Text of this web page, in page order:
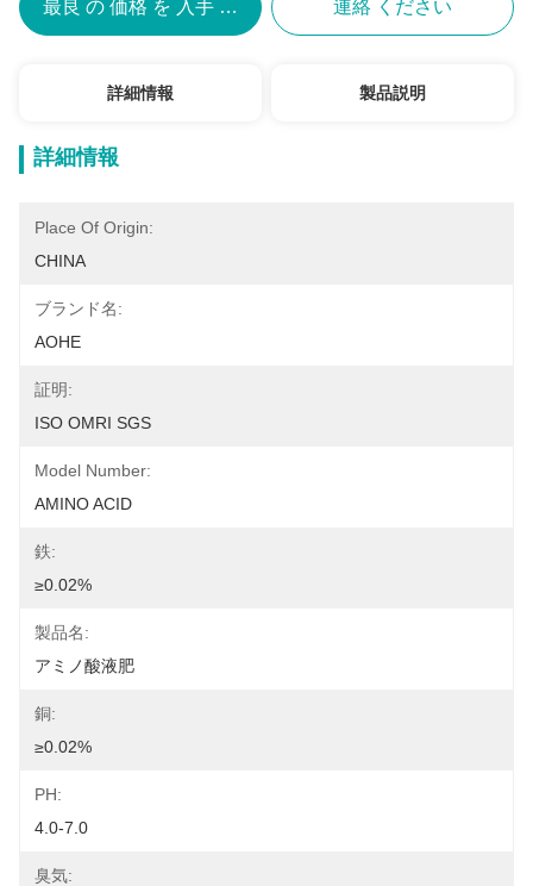
最良 の 価格 を 入手 する 連絡 ください
詳細情報 製品説明
詳細情報
Place Of Origin:
CHINA
ブランド名:
AOHE
証明:
ISO OMRI SGS
Model Number:
AMINO ACID
鉄:
≥0.02%
製品名:
アミノ酸液肥
銅:
≥0.02%
PH:
4.0-7.0
臭気: